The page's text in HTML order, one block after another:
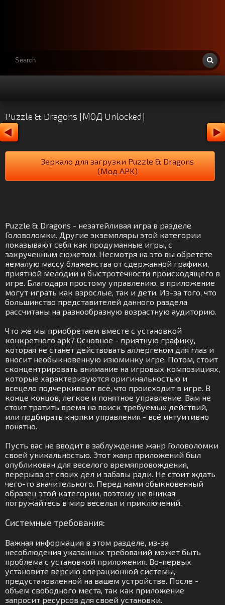
Puzzle & Dragons [МОД Unlocked]
Зеркало для загрузки Puzzle & Dragons
(Мод APK)
Puzzle & Dragons - незатейливая игра в разделе
Головоломки. Другие экземпляры этой категории
показывают себя как продуманные игры, с
закрученным сюжетом. Несмотря на это вы обретёте
немалую массу блаженства от сдержанной графики,
приятной мелодии и быстротечности происходящего в
игре. Благодаря простому управлению, в приложение
могут играть как взрослые, так и дети. Из-за того, что
большинство представителей данного раздела
рассчитаны на разнообразную возрастную аудиторию.
Что же мы приобретаем вместе с установкой
конкретного apk? Основное - приятную графику,
которая не станет действовать аллергеном для глаз и
вносит необыкновенную изюминку игре. Потом, стоит
сконцентрировать внимание на игровых композициях,
которые характеризуются оригинальностью и
всецело подчеркивают всё, что происходит в игре. В
конце концов, легкое и понятное управление. Вам не
стоит тратить время на поиск требуемых действий,
или подбирать кнопки управления - всё интуитивно
понятно.
Пусть вас не вводит в заблуждение жанр Головоломки
своей уникальностью. Этот жанр приложений был
опубликован для веселого времяпровождения,
перерыва от своих дел и забавы ради. Не стоит ждать
чего-то значительного. Перед нами обыкновенный
образец этой категории, поэтому не вникая
погружайтесь в мир веселья и приключений.
Системные требования:
Важная информация в этом разделе, из-за
несоблюдения указанных требований может быть
проблема с установкой приложения. Во-первых
установите версию операционной системы,
предустановленной на вашем устройстве. После -
объем свободного места, так как приложение
запросит ресурсов для своей установки.